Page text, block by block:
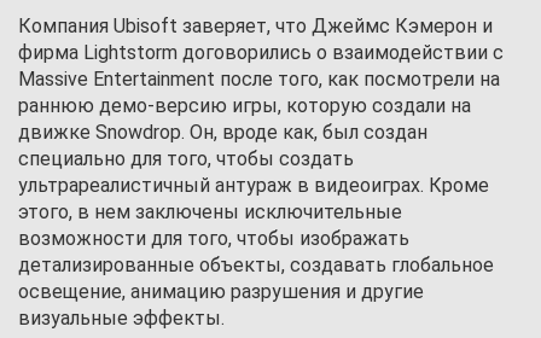
Компания Ubisoft заверяет, что Джеймс Кэмерон и
фирма Lightstorm договорились о взаимодействии с
Massive Entertainment после того, как посмотрели на
раннюю демо-версию игры, которую создали на
движке Snowdrop. Он, вроде как, был создан
специально для того, чтобы создать
ультрареалистичный антураж в видеоиграх. Кроме
этого, в нем заключены исключительные
возможности для того, чтобы изображать
детализированные объекты, создавать глобальное
освещение, анимацию разрушения и другие
визуальные эффекты.